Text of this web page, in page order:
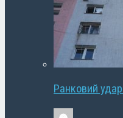
Ранковий